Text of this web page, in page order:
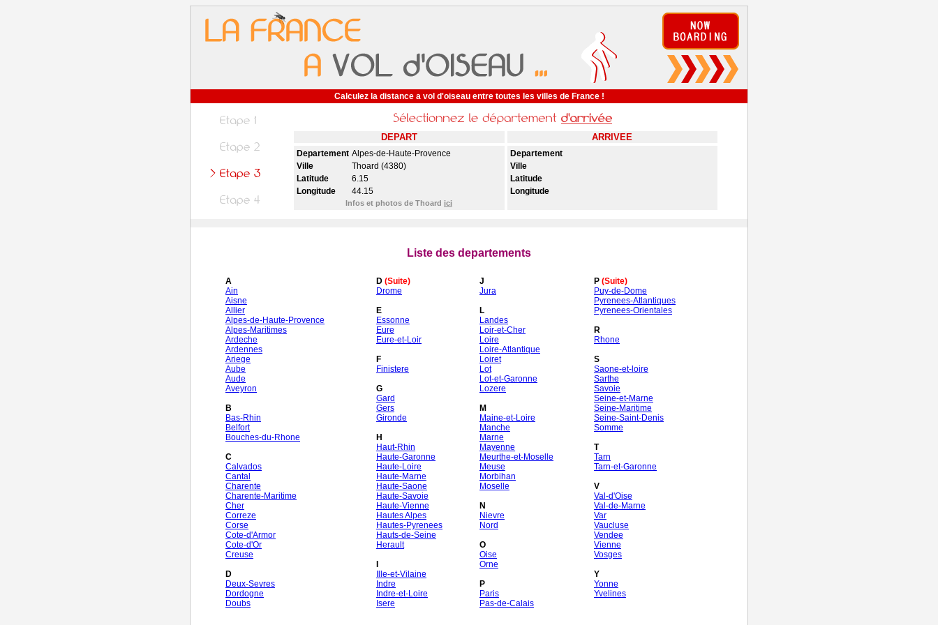
Calculez la distance a vol d'oiseau entre toutes les villes de France !
DEPART ARRIVEE
Departement Alpes-de-Haute-Provence
Ville
Thoard (4380)
Latitude
6.15
Longitude
44.15
Infos et photos de Thoard ici
Departement
Ville
Latitude
Longitude
Liste des departements
A
Ain
Aisne
Allier
Alpes-de-Haute-Provence
Alpes-Maritimes
Ardeche
Ardennes
Ariege
Aube
Aude
Aveyron
B
Bas-Rhin
Belfort
Bouches-du-Rhone
C
Calvados
Cantal
Charente
Charente-Maritime
Cher
Correze
Corse
Cote-d'Armor
Cote-d'Or
Creuse
D
Deux-Sevres
Dordogne
Doubs
D (Suite)
Drome
E
Essonne
Eure
Eure-et-Loir
F
Finistere
G
Gard
Gers
Gironde
H
Haut-Rhin
Haute-Garonne
Haute-Loire
Haute-Marne
Haute-Saone
Haute-Savoie
Haute-Vienne
Hautes Alpes
Hautes-Pyrenees
Hauts-de-Seine
Herault
Ille-et-Vilaine
Indre
Indre-et-Loire
Isere
J
Jura
L
Landes
Loir-et-Cher
Loire
Loire-Atlantique
Loiret
Lot
Lot-et-Garonne
Lozere
M
Maine-et-Loire
Manche
Marne
Mayenne
Meurthe-et-Moselle
Meuse
Morbihan
Moselle
N
Nievre
Nord
O
Oise
Orne
P
Paris
Pas-de-Calais
P (Suite)
Puy-de-Dome
Pyrenees-Atlantiques
Pyrenees-Orientales
R
Rhone
S
Saone-et-loire
Sarthe
Savoie
Seine-et-Marne
Seine-Maritime
Seine-Saint-Denis
Somme
T
Tarn
Tarn-et-Garonne
V
Val-d'Oise
Val-de-Marne
Var
Vaucluse
Vendee
Vienne
Vosges
Y
Yonne
Yvelines